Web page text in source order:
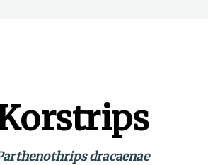
dracaenae